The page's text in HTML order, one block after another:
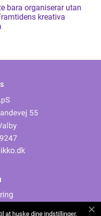
bara organiserar utan
kreativa
at huske dine indstillinger,